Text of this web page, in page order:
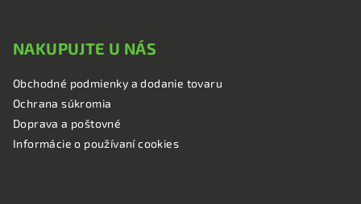
NAKUPUJTE U NÁS
Obchodné podmienky a dodanie tovaru
Ochrana súkromia
Doprava a poštovné
Informácie o používaní cookies